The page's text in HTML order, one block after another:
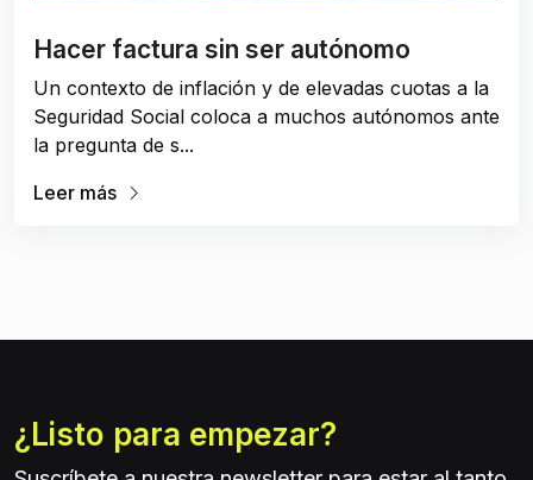
Hacer factura sin ser autónomo
Un contexto de inflación y de elevadas cuotas a la
Seguridad Social coloca a muchos autónomos ante
la pregunta de s...
Leer más
¿Listo para empezar?